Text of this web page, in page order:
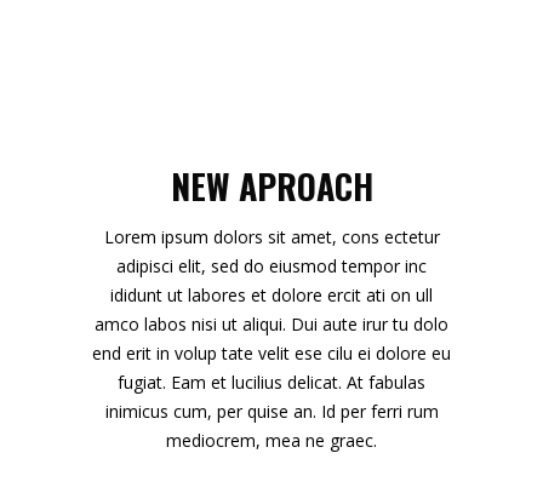
NEW APROACH
Lorem ipsum dolors sit amet, cons ectetur
adipisci elit, sed do eiusmod tempor inc
ididunt ut labores et dolore ercit ati on ull
amco labos nisi ut aliqui. Dui aute irur tu dolo
end erit in volup tate velit ese cilu ei dolore eu
fugiat. Eam et lucilius delicat. At fabulas
inimicus cum, per quise an. Id per ferri rum
mediocrem, mea ne graec.